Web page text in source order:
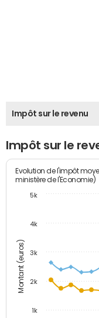
Impôt sur le revenu
Impôt sur le
Montant (euros)
Evolution de l'impôt
ministère de l'Economie)
1k
2k
3k
4k
5k